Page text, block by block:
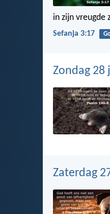
in zijn vreugde
Sefanja 3:17
Zondag 28
Zaterdag